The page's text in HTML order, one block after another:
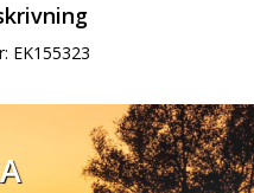
EK155323